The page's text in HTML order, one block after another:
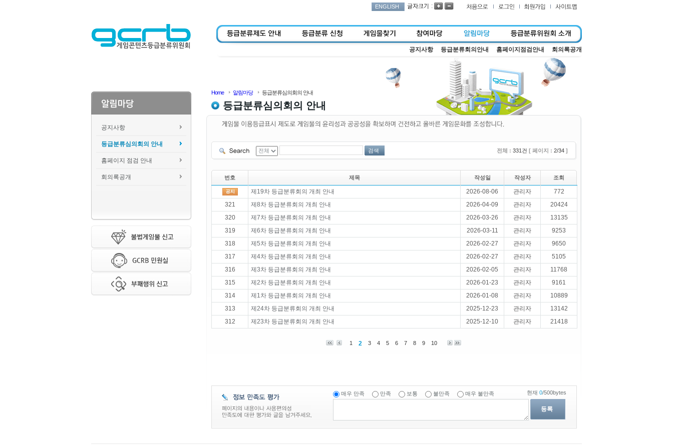
ENGLISH :
공지사항 등급분류회의안내 홈페이지점검안내 회의록공개
공지사항
등급분류심의회의 안내
홈페이지 점검 안내
회의록공개
Home 알림마당 등급분류심의회의 안내
등급분류심의회의 안내
검색 전체 : 331건 [ 페이지 : 2/34 ]
번호 제목 작성일 작성자 조회
제19차 등급분류회의 개최 안내 2026-08-06 관리자
772
321
제8차 등급분류회의 개최 안내 2026-04-09 관리자
20424
320
제7차 등급분류회의 개최 안내 2026-03-26 관리자
13135
319
제6차 등급분류회의 개최 안내 2026-03-11 관리자
9253
318
제5차 등급분류회의 개최 안내 2026-02-27 관리자
9650
317
제4차 등급분류회의 개최 안내 2026-02-27 관리자
5105
316
제3차 등급분류회의 개최 안내 2026-02-05 관리자
11768
315
제2차 등급분류회의 개최 안내 2026-01-23 관리자
9161
314
제1차 등급분류회의 개최 안내 2026-01-08 관리자
10889
313
제24차 등급분류회의 개최 안내 2025-12-23 관리자
13142
312
제23차 등급분류회의 개최 안내 2025-12-10 관리자 21418
1 2 3 4 5 6 7 8 9 10
매우 만족 만족 보통 불만족 매우 불만족
등록
현재 0/500bytes